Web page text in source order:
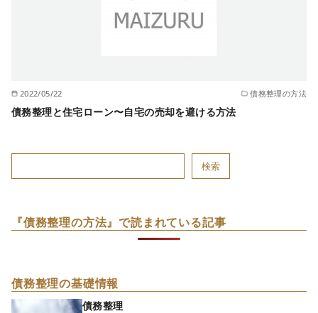
2022/05/22 債務整理の方法
債務整理と住宅ローン〜自宅の売却を避ける方法
検索
『債務整理の方法』で読まれている記事
債務整理の基礎情報
債務整理